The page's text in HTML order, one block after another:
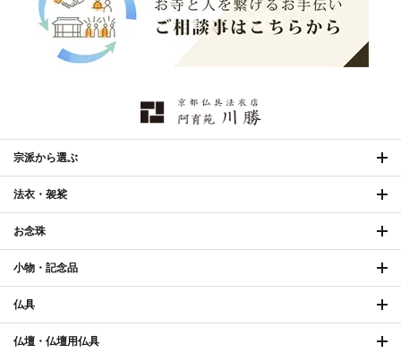
宗派から選ぶ
法衣・袈裟
お念珠
小物・記念品
仏具
仏壇・仏壇用仏具